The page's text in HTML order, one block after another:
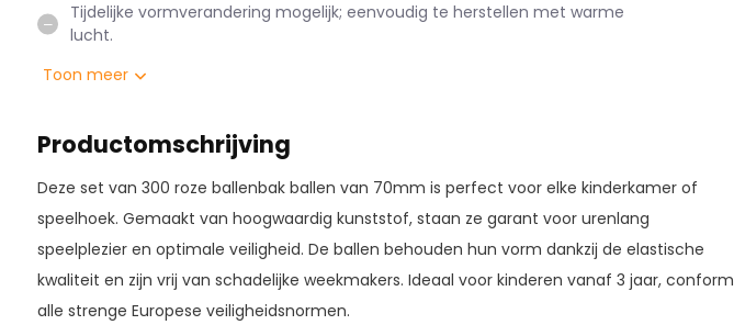
Tijdelijke vormverandering mogelijk; eenvoudig te herstellen met warme
lucht.
Toon meer
Productomschrijving
Deze set van 300 roze ballenbak ballen van 70mm is perfect voor elke kinderkamer of
speelhoek. Gemaakt van hoogwaardig kunststof, staan ze garant voor urenlang
speelplezier en optimale veiligheid. De ballen behouden hun vorm dankzij de elastische
kwaliteit en zijn vrij van schadelijke weekmakers. Ideaal voor kinderen vanaf 3 jaar, conform
alle strenge Europese veiligheidsnormen.